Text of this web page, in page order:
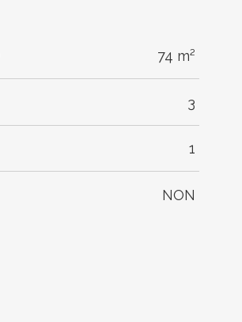
74 m²
3
1
NON